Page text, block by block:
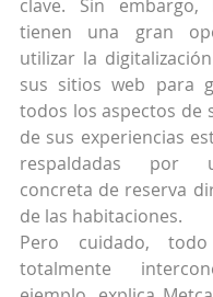
clave. Sin embargo,
tienen una gran
utilizar la
sus sitios web para
todos los aspectos de
de sus experiencias
respaldadas por
concreta de reserva
de las habitaciones.
Pero cuidado,
totalmente